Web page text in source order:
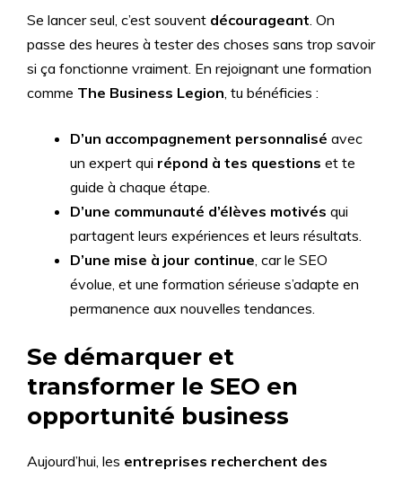
Se lancer seul, c’est souvent décourageant. On
passe des heures à tester des choses sans trop savoir
si ça fonctionne vraiment. En rejoignant une formation
comme The Business Legion, tu bénéficies :
D’un accompagnement personnalisé avec
un expert qui répond à tes questions et te
guide à chaque étape.
D’une communauté d’élèves motivés qui
partagent leurs expériences et leurs résultats.
D’une mise à jour continue, car le SEO
évolue, et une formation sérieuse s’adapte en
permanence aux nouvelles tendances.
Se démarquer et
transformer le SEO en
opportunité business
Aujourd’hui, les entreprises recherchent des